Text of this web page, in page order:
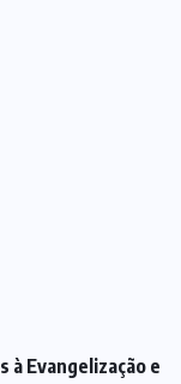
à Evangelização e